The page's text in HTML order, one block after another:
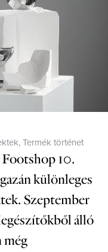
, Termék történet
Footshop 10.
különleges
Szeptember
álló
még